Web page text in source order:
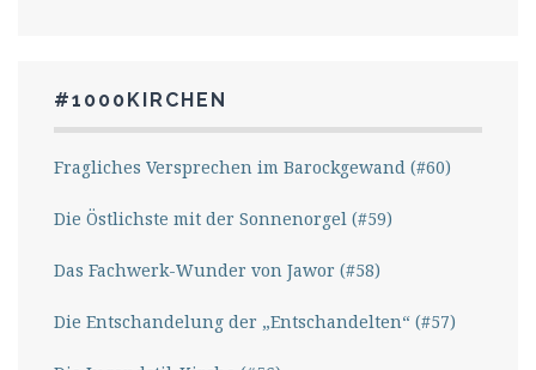
#1000KIRCHEN
Fragliches Versprechen im Barockgewand (#60)
Die Östlichste mit der Sonnenorgel (#59)
Das Fachwerk-Wunder von Jawor (#58)
Die Entschandelung der „Entschandelten“ (#57)